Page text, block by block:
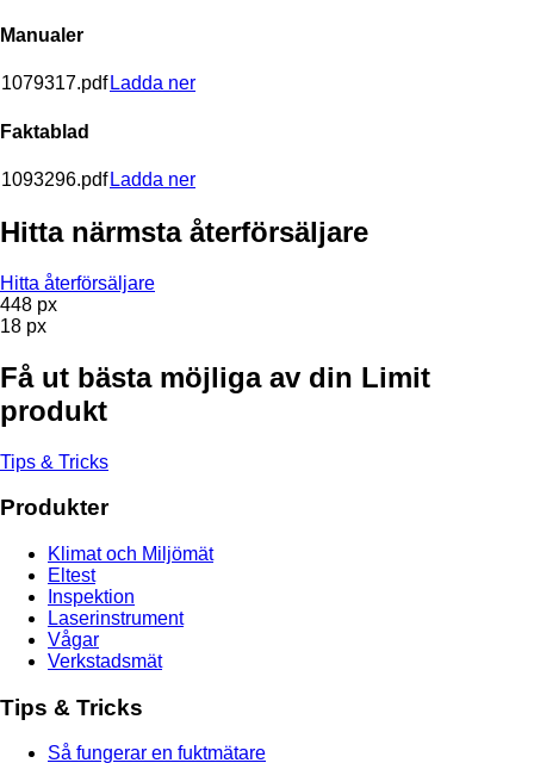
Manualer
1079317.pdf Ladda ner
Faktablad
1093296.pdf Ladda ner
Hitta närmsta återförsäljare
Hitta återförsäljare
448 px
18 px
Få ut bästa möjliga av din Limit
produkt
Tips & Tricks
Produkter
Klimat och Miljömät
Eltest
Inspektion
Laserinstrument
Vågar
Verkstadsmät
Tips & Tricks
Så fungerar en fuktmätare